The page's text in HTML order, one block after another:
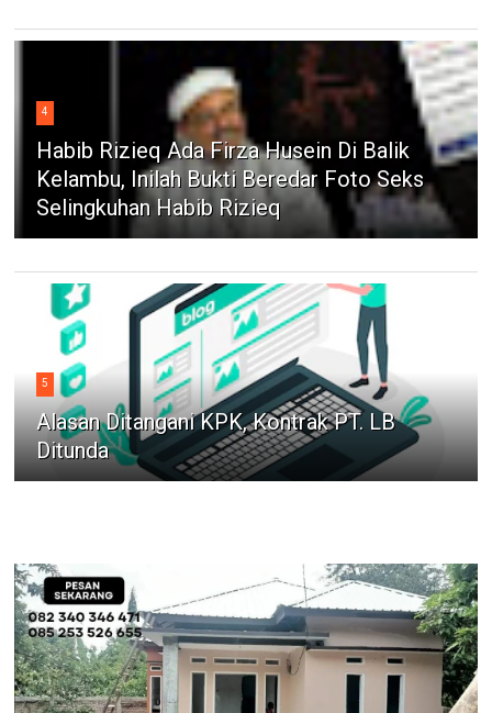
4
Habib Rizieq Ada Firza Husein Di Balik
Kelambu, Inilah Bukti Beredar Foto Seks
Selingkuhan Habib Rizieq
5
Alasan Ditangani KPK, Kontrak PT. LB
Ditunda